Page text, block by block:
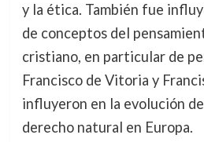
y la ética. También fue
de conceptos del
cristiano, en particular de
Francisco de Vitoria y
influyeron en la evolución
derecho natural en Europa.